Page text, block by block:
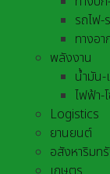
รถไฟ-
ทางอ
พลังงาน
น้ำมัน
ไฟฟ้า-
Logistics
ยานยนต์
อสังหาริมท